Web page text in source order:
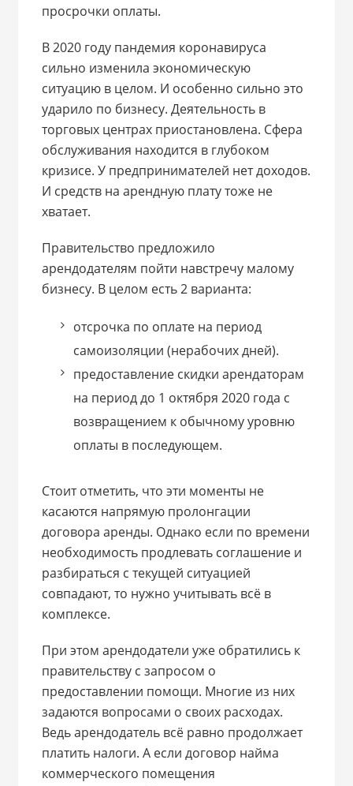
просрочки оплаты.
В 2020 году пандемия коронавируса
сильно изменила экономическую
ситуацию в целом. И особенно сильно это
ударило по бизнесу. Деятельность в
торговых центрах приостановлена. Сфера
обслуживания находится в глубоком
кризисе. У предпринимателей нет доходов.
И средств на арендную плату тоже не
хватает.
Правительство предложило
арендодателям пойти навстречу малому
бизнесу. В целом есть 2 варианта:
отсрочка по оплате на период
самоизоляции (нерабочих дней).
предоставление скидки арендаторам
на период до 1 октября 2020 года с
возвращением к обычному уровню
оплаты в последующем.
Стоит отметить, что эти моменты не
касаются напрямую пролонгации
договора аренды. Однако если по времени
необходимость продлевать соглашение и
разбираться с текущей ситуацией
совпадают, то нужно учитывать всё в
комплексе.
При этом арендодатели уже обратились к
правительству с запросом о
предоставлении помощи. Многие из них
задаются вопросами о своих расходах.
Ведь арендодатель всё равно продолжает
платить налоги. А если договор найма
коммерческого помещения